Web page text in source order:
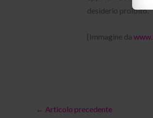
desiderio proibito.
[Immagine da
← Articolo precedente